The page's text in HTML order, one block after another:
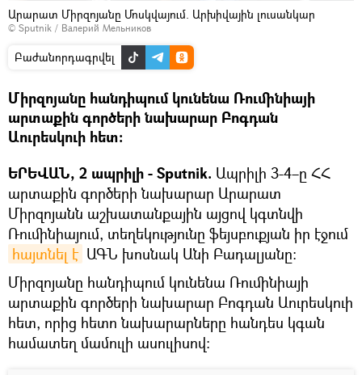
Արարատ Միրզոյանը Մոսկվայում. Արխիվային լուսանկար
© Sputnik / Валерий Мельников
Բաժանորդագրվել
Միրզոյանը հանդիպում կունենա Ռումինիայի
արտաքին գործերի նախարար Բոգդան
Աուրեսկուի հետ։
ԵՐԵՎԱՆ, 2 ապրիլի - Sputnik. Ապրիլի 3-4–ը ՀՀ
արտաքին գործերի նախարար Արարատ
Միրզոյանն աշխատանքային այցով կգտնվի
Ռումինիայում, տեղեկությունը ֆեյսբուքյան իր էջում
հայտնել է ԱԳՆ խոսնակ Անի Բադալյանը։
Միրզոյանը հանդիպում կունենա Ռումինիայի
արտաքին գործերի նախարար Բոգդան Աուրեսկուի
հետ, որից հետո նախարարները հանդես կգան
համատեղ մամուլի ասուլիսով: